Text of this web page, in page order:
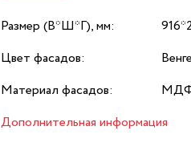
Размер (В*Ш*Г), мм:
Цвет фасадов:
Материал фасадов:
Дополнительная информация